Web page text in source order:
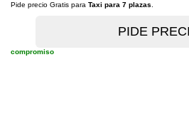
Pide precio Gratis para Taxi para 7 plazas
compromiso